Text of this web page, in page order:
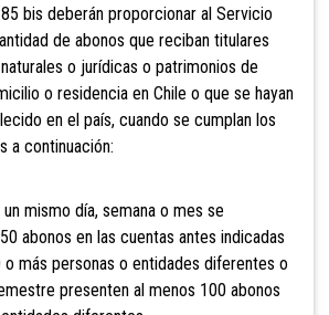
bis deberán proporcionar al Servicio
de abonos que reciban titulares
o jurídicas o patrimonios de
o residencia en Chile o que se hayan
en el país, cuando se cumplan los
a continuación:
mismo día, semana o mes se
abonos en las cuentas antes indicadas
más personas o entidades diferentes o
presenten al menos 100 abonos